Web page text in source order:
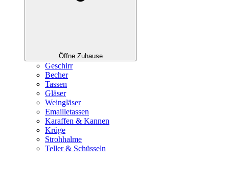
Öffne Zuhause
Geschirr
Becher
Tassen
Gläser
Weingläser
Emailletassen
Karaffen & Kannen
Krüge
Strohhalme
Teller & Schüsseln